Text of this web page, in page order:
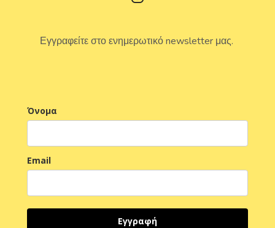
Εγγραφείτε στο ενημερωτικό newsletter μας.
Όνομα
Email
Εγγραφή